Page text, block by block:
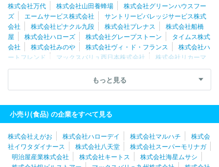
株式会社万代 株式会社山田養蜂場
株式会社グリーンハウスフー
ズ
エームサービス株式会社
サントリービバレッジサービス株式
会社
株式会社ピナクル九段 株式会社プレナス
株式会社船橋
屋
株式会社ハローズ 株式会社グレープストーン
タイムス株式
会社
株式会社みのや 株式会社ヴィ・ド・フランス
株式会社ハ
ートフレンド
マックスバリュ西日本株式会社
株式会社リカーマ
ウンテン
スーパーサンシ株式会社 株式会社九州屋
株式会社オ
株式会社えがお
株式会社ハローデ
イ
式会社財宝
株式会社魚力
コンパスグループ・ジャパン株式会社
（西洋フード）
もっと見る
小売り(食品) の企業をすべて見る
株式会社えがお 株式会社ハローデイ 株式会社マルハチ
株式会
社イワタダイナース
株式会社八天堂
株式会社スーパーモリナガ
明治屋産業株式会社
株式会社キートス
株式会社海星ムサシ